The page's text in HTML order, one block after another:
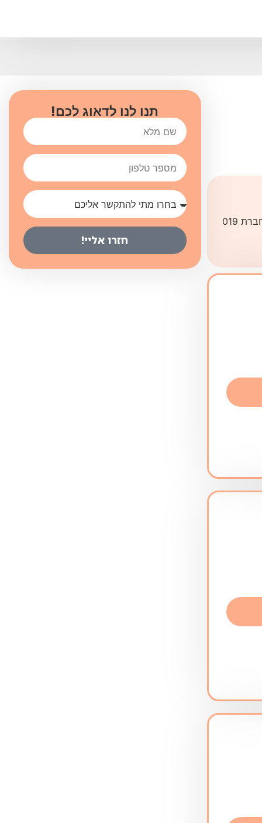
019 מובייל מציעה חבילות אינטרנט הכוללת גם את הספק וגם את התשתית (התשלום וכל ההתנהלות של הלקוח נעשית רק מול חברת 019
תנו לנו לדאוג לכם!
חזרו אליי!